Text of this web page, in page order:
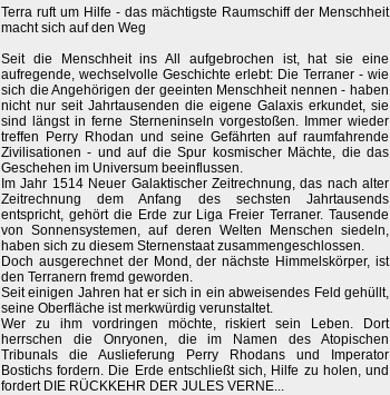
Terra ruft um Hilfe - das mächtigste Raumschiff der Menschheit
macht sich auf den Weg
Seit die Menschheit ins All aufgebrochen ist, hat sie eine
aufregende, wechselvolle Geschichte erlebt: Die Terraner - wie
sich die Angehörigen der geeinten Menschheit nennen - haben
nicht nur seit Jahrtausenden die eigene Galaxis erkundet, sie
sind längst in ferne Sterneninseln vorgestoßen. Immer wieder
treffen Perry Rhodan und seine Gefährten auf raumfahrende
Zivilisationen - und auf die Spur kosmischer Mächte, die das
Geschehen im Universum beeinflussen.
Im Jahr 1514 Neuer Galaktischer Zeitrechnung, das nach alter
Zeitrechnung dem Anfang des sechsten Jahrtausends
entspricht, gehört die Erde zur Liga Freier Terraner. Tausende
von Sonnensystemen, auf deren Welten Menschen siedeln,
haben sich zu diesem Sternenstaat zusammengeschlossen.
Doch ausgerechnet der Mond, der nächste Himmelskörper, ist
den Terranern fremd geworden.
Seit einigen Jahren hat er sich in ein abweisendes Feld gehüllt,
seine Oberfläche ist merkwürdig verunstaltet.
Wer zu ihm vordringen möchte, riskiert sein Leben. Dort
herrschen die Onryonen, die im Namen des Atopischen
Tribunals die Auslieferung Perry Rhodans und Imperator
Bostichs fordern. Die Erde entschließt sich, Hilfe zu holen, und
fordert DIE RÜCKKEHR DER JULES VERNE...